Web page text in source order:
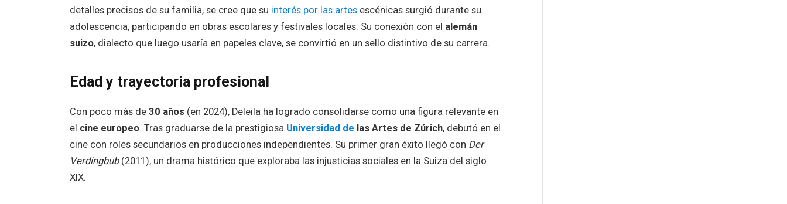
detalles precisos de su familia, se cree que su interés por las artesescénicas surgió durante su
adolescencia, participando en obras escolares y festivales locales. Su conexión con el alemán
suizo, dialecto que luego usaría en papeles clave, se convirtió en un sello distintivo de su carrera.
Edad y trayectoria profesional
Con poco más de 30 años(en 2024), Deleila ha logrado consolidarse como una figura relevante en
el cine europeo. Tras graduarse de la prestigiosa Universidad de las Artes de Zúrich, debutó en el
cine con roles secundarios en producciones independientes. Su primer gran éxito llegó con Der
Verdingbub(2011), un drama histórico que exploraba las injusticias sociales en la Suiza del siglo
XIX.